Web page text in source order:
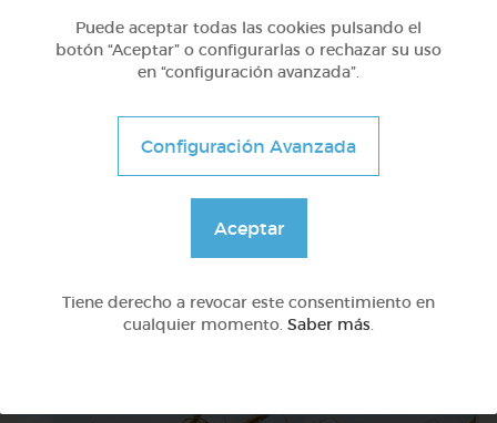
Avanzado
Puede aceptar todas las cookies pulsando el
botón “Aceptar” o configurarlas o rechazar su uso
en “configuración avanzada”.
Configuración Avanzada
Aceptar
Tiene derecho a revocar este consentimiento en
cualquier momento. Saber más.